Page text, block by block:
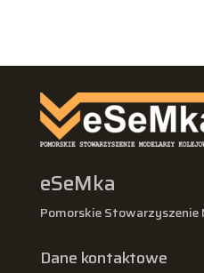
eSeMka
Pomorskie
Dane kontaktowe